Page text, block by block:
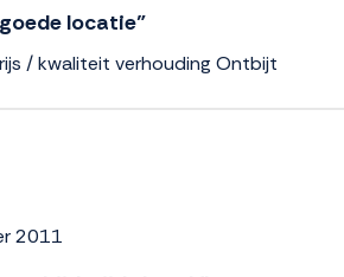
locatie”
/ kwaliteit verhouding Ontbijt
2011